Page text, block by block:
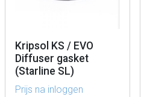
Kripsol KS / EVO
Diffuser gasket
(Starline SL)
Prijs na inloggen